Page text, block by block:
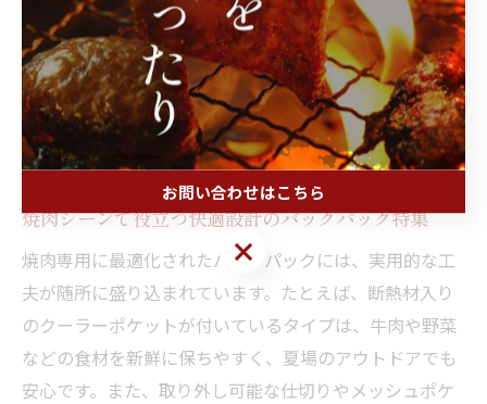
切りが多いタイプがおすすめです。さらに、外部ポケッ
トやサイドポケットが充実していると、着火剤やトング
などの小物も整理しやすくなります。これらの基準を押
さえることで、焼肉の準備や片付けもスムーズに行える
でしょう。
焼肉シーンで役立つ快適設計のバックパック特集
焼肉専用に最適化されたバックパックには、実用的な工
夫が随所に盛り込まれています。たとえば、断熱材入り
のクーラーポケットが付いているタイプは、牛肉や野菜
などの食材を新鮮に保ちやすく、夏場のアウトドアでも
安心です。また、取り外し可能な仕切りやメッシュポケ
お問い合わせはこちら
お問い合わせはこちら